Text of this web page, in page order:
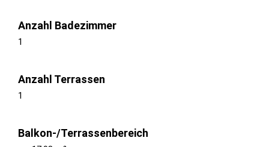
Anzahl Badezimmer
1
Anzahl Terrassen
1
Balkon-/Terrassenbereich